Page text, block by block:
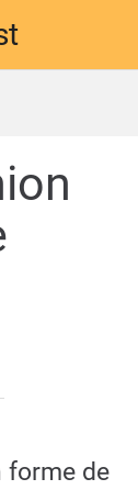
forme de